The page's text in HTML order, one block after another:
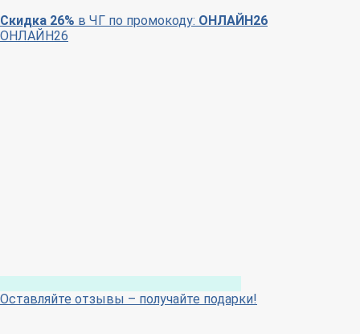
Скидка 26% в ЧГ по промокоду: ОНЛАЙН26
ОНЛАЙН26
Оставляйте отзывы – получайте подарки!